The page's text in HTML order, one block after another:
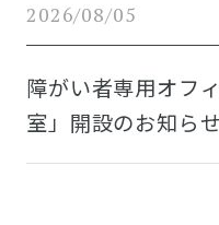
2026/08/05
障がい者専用オフ
室」開設のお知らせ